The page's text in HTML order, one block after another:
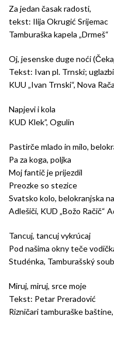
Za jedan časak radosti,
tekst: Ilija Okrugić Srijemac
Tamburaška kapela „Drmeš“
Oj, jesenske duge noći
Tekst: Ivan pl. Trnski;
KUU „Ivan Trnski“, Nova
Napjevi i kola
KUD Klek”, Ogulin
Pastirče mlado in milo,
Pa za koga, poljka
Moj fantič je prijezdil
Preozke so stezice
Svatsko kolo, belokranjska
Adlešiči, KUD „Božo Račič“
Tancuj, tancuj vykrúcaj
Pod našima okny teče
Studénka, Tamburašský
Miruj, miruj, srce moje
Tekst: Petar Preradović
Rizničari tamburaške